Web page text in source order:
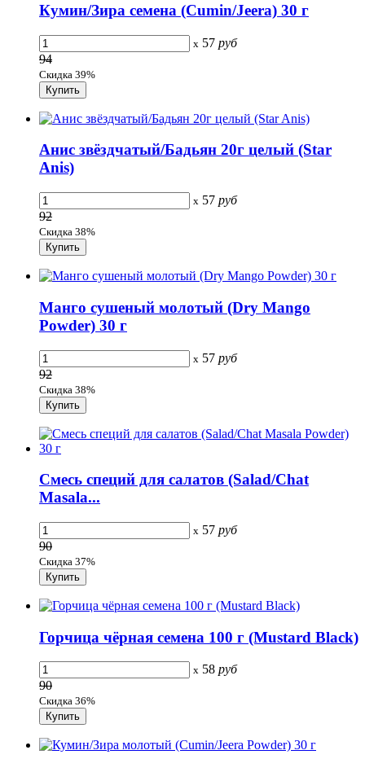
Кумин/Зира семена (Cumin/Jeera) 30 г
x 57 руб
94
Скидка 39%
Анис звёздчатый/Бадьян 20г целый (Star
Anis)
x 57 руб
92
Скидка 38%
Манго сушеный молотый (Dry Mango
Powder) 30 г
x 57 руб
92
Скидка 38%
Смесь специй для салатов (Salad/Chat
Masala...
x 57 руб
90
Скидка 37%
Горчица чёрная семена 100 г (Mustard Black)
x 58 руб
90
Скидка 36%